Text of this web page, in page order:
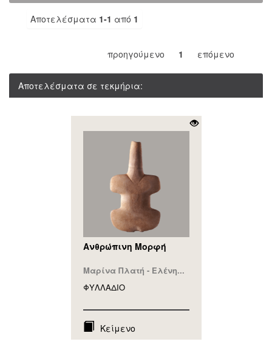
Αποτελέσματα 1-1 από 1
προηγούμενο 1 επόμενο
Αποτελέσματα σε τεκμήρια:
Ανθρώπινη Μορφή
Μαρίνα Πλατή - Ελένη...
ΦΥΛΛAΔΙΟ
Κείμενο